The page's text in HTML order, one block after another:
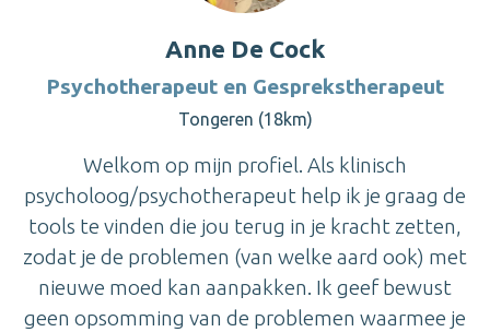
Anne De Cock
Psychotherapeut en Gesprekstherapeut
Tongeren (18km)
Welkom op mijn profiel. Als klinisch
psycholoog/psychotherapeut help ik je graag de
tools te vinden die jou terug in je kracht zetten,
zodat je de problemen (van welke aard ook) met
nieuwe moed kan aanpakken. Ik geef bewust
geen opsomming van de problemen waarmee je